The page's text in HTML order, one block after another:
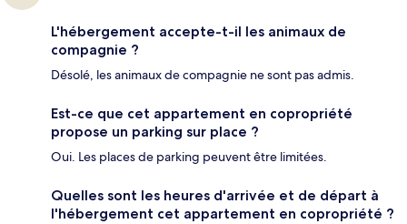
L'hébergement accepte-t-il les animaux de
compagnie ?
Désolé, les animaux de compagnie ne sont pas admis.
Est-ce que cet appartement en copropriété
propose un parking sur place ?
Oui. Les places de parking peuvent être limitées.
Quelles sont les heures d'arrivée et de départ à
l'hébergement cet appartement en copropriété ?